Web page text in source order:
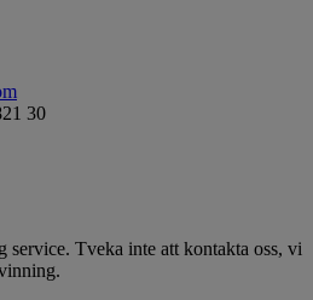
30
Tveka inte att kontakta oss, vi